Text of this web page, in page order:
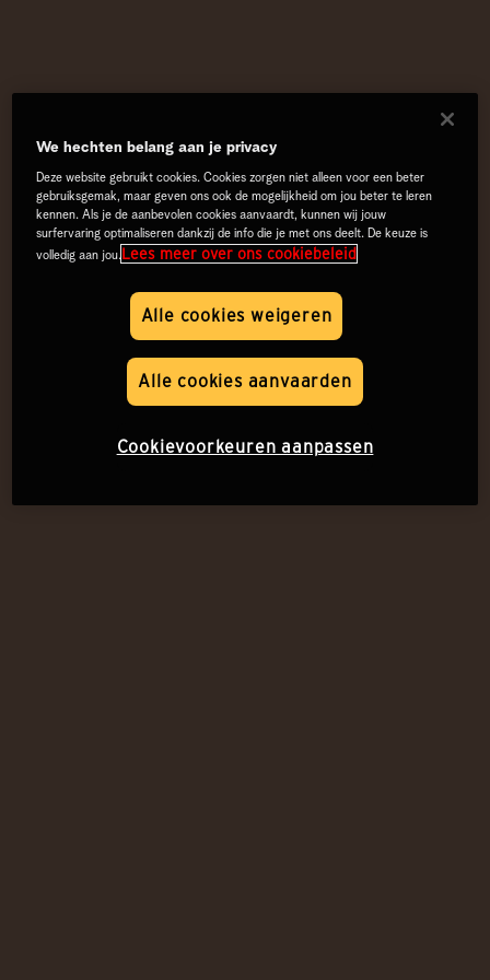
We hechten belang aan je privacy
Deze website gebruikt cookies. Cookies zorgen niet alleen voor een beter
gebruiksgemak, maar geven ons ook de mogelijkheid om jou beter te leren
kennen. Als je de aanbevolen cookies aanvaardt, kunnen wij jouw
surfervaring optimaliseren dankzij de info die je met ons deelt. De keuze is
volledig aan jou.Lees meer over ons cookiebeleid
Alle cookies weigeren
Alle cookies aanvaarden
Cookievoorkeuren aanpassen